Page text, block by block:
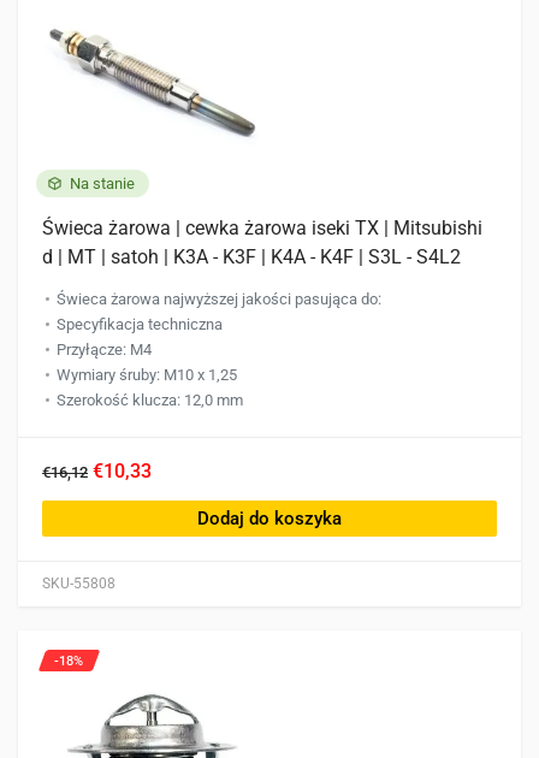
Na stanie
SKU-55808
Świeca żarowa | cewka żarowa iseki TX | Mitsubishi
d | MT | satoh | K3A - K3F | K4A - K4F | S3L - S4L2
Świeca żarowa najwyższej jakości pasująca do:
Specyfikacja techniczna
Przyłącze: M4
Wymiary śruby: M10 x 1,25
Szerokość klucza: 12,0 mm
€16,12 €10,33
Dodaj do koszyka
-18%